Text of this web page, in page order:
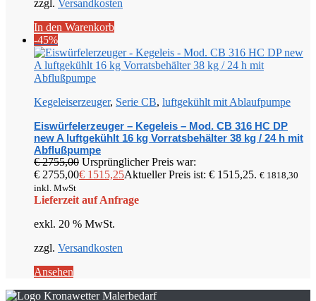
zzgl. Versandkosten
In den Warenkorb
-45%
Kegeleiserzeuger, Serie CB, luftgekühlt mit Ablaufpumpe
Eiswürfelerzeuger – Kegeleis – Mod. CB 316 HC DP
new A luftgekühlt 16 kg Vorratsbehälter 38 kg / 24 h mit
Abflußpumpe
€2755,00 Ursprünglicher Preis war:
€ 2755,00€ 1515,25Aktueller Preis ist: € 1515,25. € 1818,30
inkl. MwSt
Lieferzeit auf Anfrage
exkl. 20 % MwSt.
zzgl. Versandkosten
Ansehen